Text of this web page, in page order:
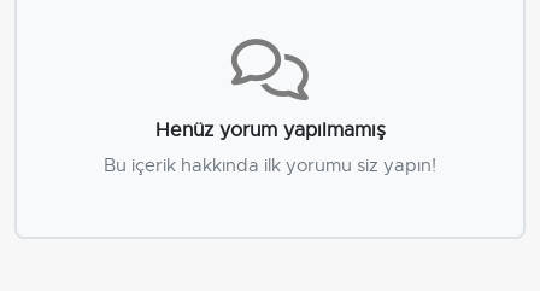
Henüz yorum yapılmamış
Bu içerik hakkında ilk yorumu siz yapın!